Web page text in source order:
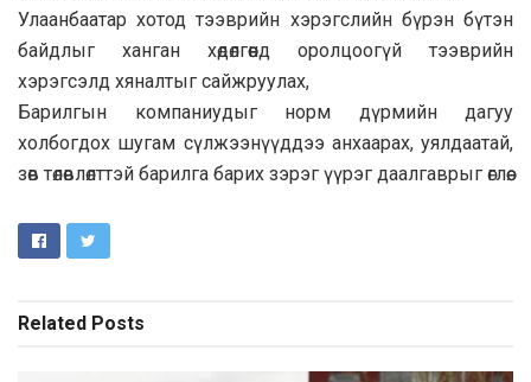
Улаанбаатар хотод тээврийн хэрэгслийн бүрэн бүтэн
байдлыг ханган хөдөлгөөнд оролцоогүй тээврийн
хэрэгсэлд хяналтыг сайжруулах,
Барилгын компаниудыг норм дүрмийн дагуу
холбогдох шугам сүлжээнүүддээ анхаарах, уялдаатай,
зөв төлөвлөлттэй барилга барих зэрэг үүрэг даалгаврыг өглөө.
Related Posts